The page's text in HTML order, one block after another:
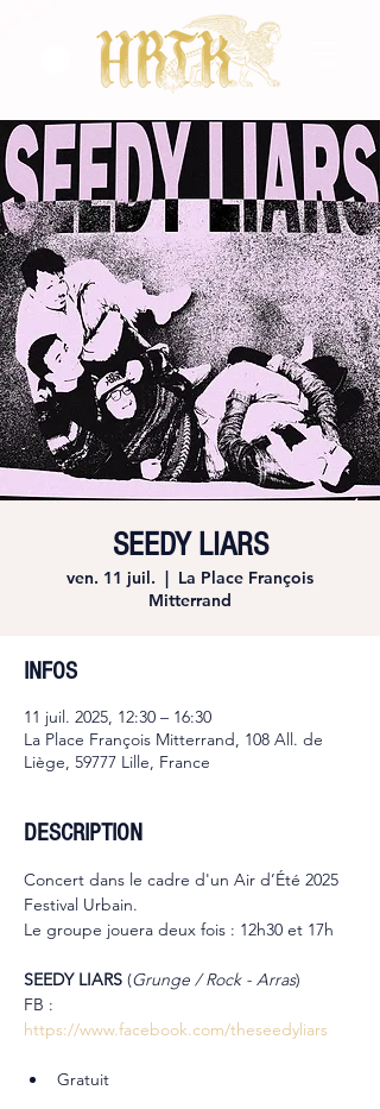
SEEDY LIARS
ven. 11 juil.
  |
La Place François
Mitterrand
INFOS
11 juil. 2025, 12:30 – 16:30
La Place François Mitterrand, 108 All. de
Liège, 59777 Lille, France
DESCRIPTION
Concert dans le cadre d'un Air d’Été 2025
Festival Urbain.
Le groupe jouera deux fois : 12h30 et 17h
SEEDY LIARS (Grunge / Rock - Arras)
FB :
https://www.facebook.com/theseedyliars
Gratuit